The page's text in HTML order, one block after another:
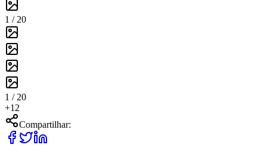
1 / 20
1 / 20
+12
Compartilhar: